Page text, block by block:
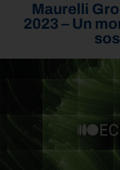
Maurelli
2023 – Un